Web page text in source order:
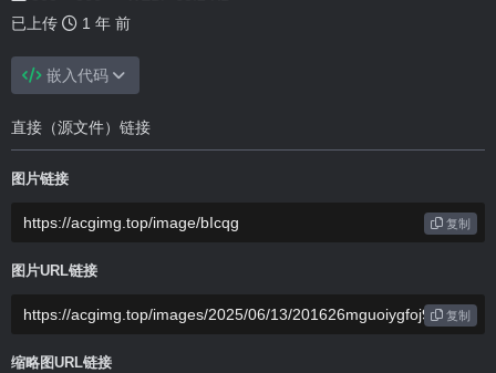
已上传
1 年 前
嵌入代码
直接（源文件）链接
图片链接
复制
图片URL链接
复制
缩略图URL链接